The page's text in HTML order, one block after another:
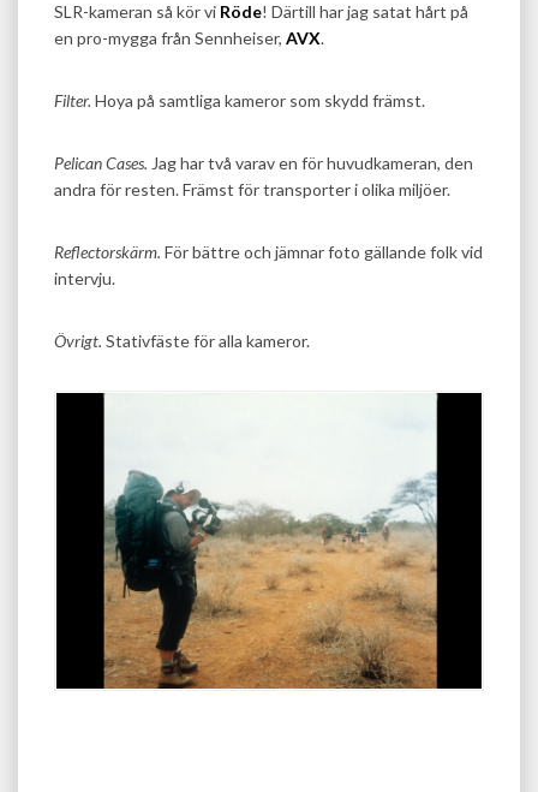
SLR-kameran så kör vi Röde! Därtill har jag satat hårt på
en pro-mygga från Sennheiser, AVX.
Filter. Hoya på samtliga kameror som skydd främst.
Pelican Cases. Jag har två varav en för huvudkameran, den
andra för resten. Främst för transporter i olika miljöer.
Reflectorskärm. För bättre och jämnar foto gällande folk vid
intervju.
Övrigt. Stativfäste för alla kameror.